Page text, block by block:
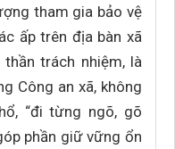
tham gia bảo vệ
ấp trên địa bàn xã
trách nhiệm, là
Công an xã, không
“đi từng ngõ, gõ
phần giữ vững ổn